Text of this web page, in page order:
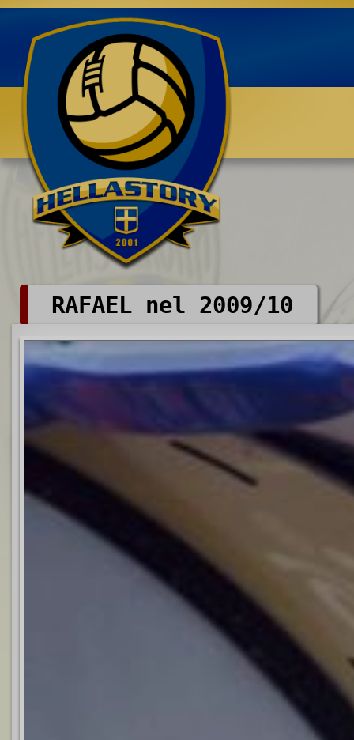
Benvenuti su HELLASTORY.net
RAFAEL nel 2009/10